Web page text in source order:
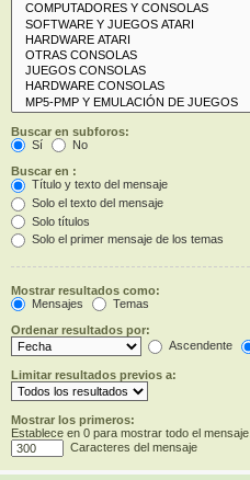
Buscar en subforos:
Sí
No
Buscar en :
Título y texto del mensaje
Solo el texto del mensaje
Solo títulos
Solo el primer mensaje de los temas
Mostrar resultados como:
Mensajes
Temas
Ordenar resultados por:
Ascendente
Limitar resultados previos a:
Mostrar los primeros:
Establece en 0 para mostrar todo el mensaje.
Caracteres del mensaje